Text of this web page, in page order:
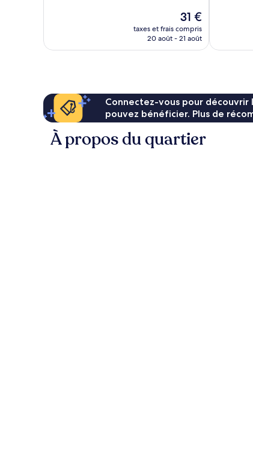
Le
nouveau
prix
31 €
taxes et frais compris
20 août - 21 août
Connectez-vous pour
pouvez bénéficier. Plus de
À propos du quartier